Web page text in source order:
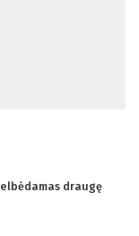
draugę